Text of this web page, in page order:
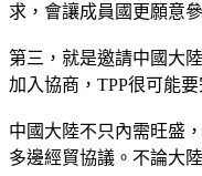
求，會讓成員國更願意
第三，就是邀請中國大
加入協商，TPP很可能
中國大陸不只內需旺盛
多邊經貿協議。不論大